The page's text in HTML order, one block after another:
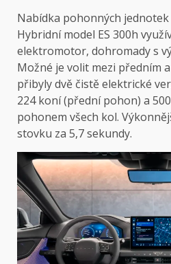
Nabídka pohonných
Hybridní model ES 300h
elektromotor, dohromady s
Možné je volit mezi předním
přibyly dvě čistě elektrické
224 koní (přední pohon) a
pohonem všech kol.
stovku za 5,7 sekundy.